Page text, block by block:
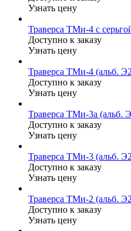
Узнать цену
Траверса ТМи-4 с
Доступно к заказу
Узнать цену
Траверса ТМи-4 (альб.
Доступно к заказу
Узнать цену
Траверса ТМи-3а (альб.
Доступно к заказу
Узнать цену
Траверса ТМи-3 (альб.
Доступно к заказу
Узнать цену
Траверса ТМи-2 (альб.
Доступно к заказу
Узнать цену